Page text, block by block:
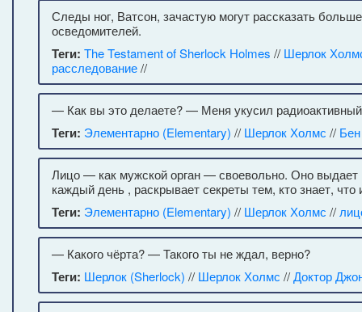
Следы ног, Ватсон, зачастую могут рассказать
осведомителей.
Теги: The Testament of Sherlock Holmes // Шерлок
расследование//
— Как вы это делаете? — Меня укусил радиоактивный
Теги: Элементарно (Elementary) // Шерлок Холмс // Бен
Лицо — как мужской орган — своевольно. Оно выдает
каждый день , раскрывает секреты тем, кто знает, что
Теги: Элементарно (Elementary) // Шерлок Холмс //
— Какого чёрта? — Такого ты не ждал, верно?
Теги: Шерлок (Sherlock) // Шерлок Холмс //Доктор